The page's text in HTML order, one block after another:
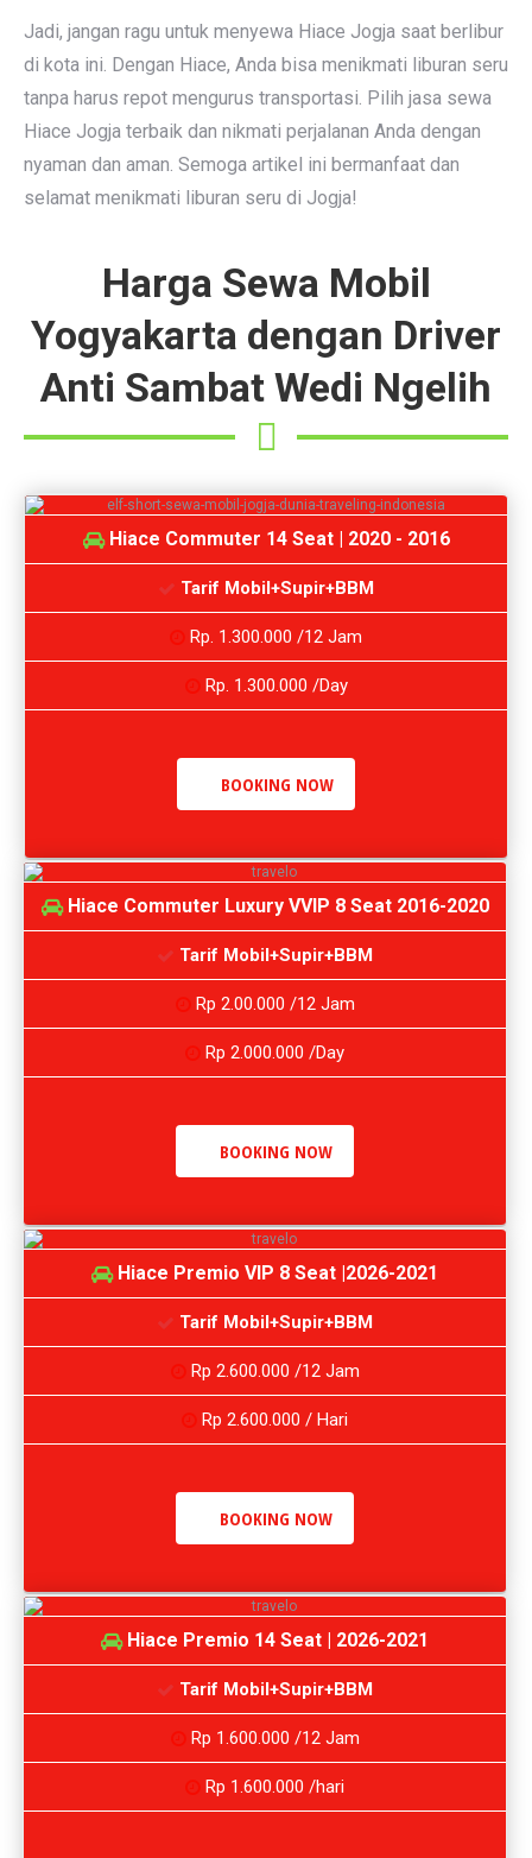
Jadi, jangan ragu untuk menyewa Hiace Jogja saat berlibur
di kota ini. Dengan Hiace, Anda bisa menikmati liburan seru
tanpa harus repot mengurus transportasi. Pilih jasa sewa
Hiace Jogja terbaik dan nikmati perjalanan Anda dengan
nyaman dan aman. Semoga artikel ini bermanfaat dan
selamat menikmati liburan seru di Jogja!
Harga Sewa Mobil
Yogyakarta dengan Driver
Anti Sambat Wedi Ngelih
Hiace Commuter 14 Seat | 2020 - 2016
Tarif Mobil+Supir+BBM
Rp. 1.300.000 /12 Jam
Rp. 1.300.000 /Day
BOOKING NOW
Hiace Commuter Luxury VVIP 8 Seat 2016-2020
Tarif Mobil+Supir+BBM
Rp 2.00.000 /12 Jam
Rp 2.000.000 /Day
BOOKING NOW
Hiace Premio VIP 8 Seat |2026-2021
Tarif Mobil+Supir+BBM
Rp 2.600.000 /12 Jam
Rp 2.600.000 / Hari
BOOKING NOW
Hiace Premio 14 Seat | 2026-2021
Tarif Mobil+Supir+BBM
Rp 1.600.000 /12 Jam
Rp 1.600.000 /hari